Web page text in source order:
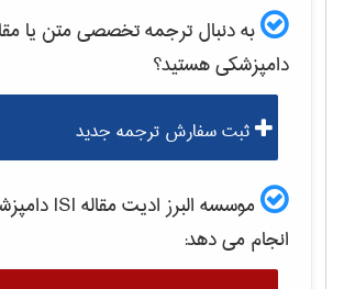
به دنبال ترجمه تخصصی متن یا
دامپزشكیهستید؟
ثبت سفارش ترجمه جدید
موسسه البرز ادیت مقاله ISI
انجام می دهد: